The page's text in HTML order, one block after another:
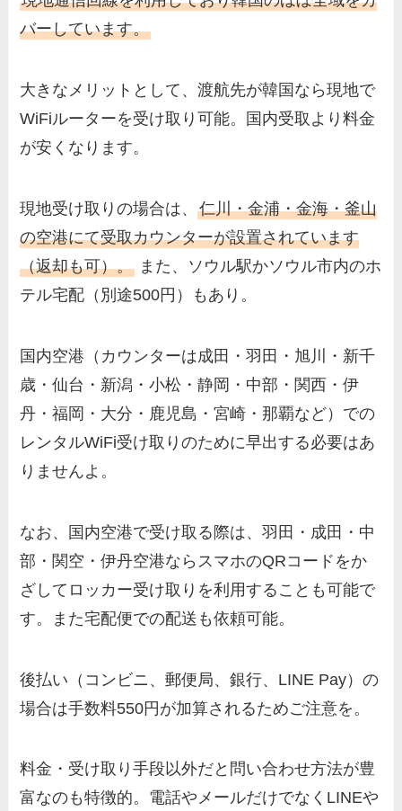
バーしています。
大きなメリットとして、渡航先が韓国なら現地で
WiFiルーターを受け取り可能。国内受取より料金
が安くなります。
現地受け取りの場合は、仁川・金浦・金海・釜山
の空港にて受取カウンターが設置されています
（返却も可）。 また、ソウル駅かソウル市内のホ
テル宅配（別途500円）もあり。
国内空港（カウンターは成田・羽田・旭川・新千
歳・仙台・新潟・小松・静岡・中部・関西・伊
丹・福岡・大分・鹿児島・宮崎・那覇など）での
レンタルWiFi受け取りのために早出する必要はあ
りませんよ。
なお、国内空港で受け取る際は、羽田・成田・中
部・関空・伊丹空港ならスマホのQRコードをか
ざしてロッカー受け取りを利用することも可能で
す。また宅配便での配送も依頼可能。
後払い（コンビニ、郵便局、銀行、LINE Pay）の
場合は手数料550円が加算されるためご注意を。
料金・受け取り手段以外だと問い合わせ方法が豊
富なのも特徴的。電話やメールだけでなくLINEや